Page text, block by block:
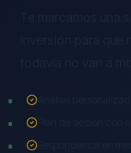
Análisis
Plan de acción con
Respondemos en